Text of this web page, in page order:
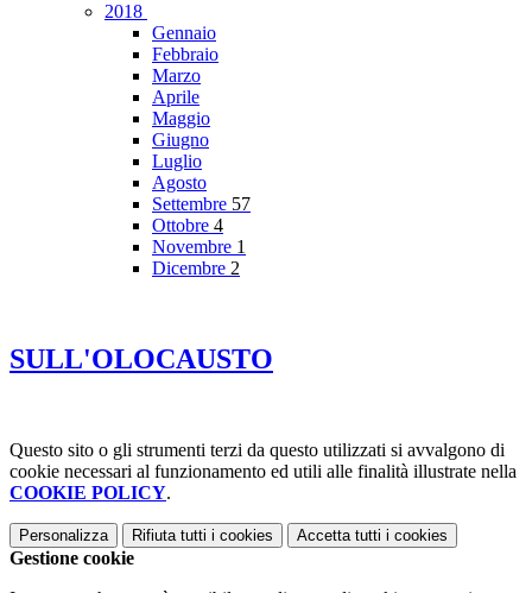
2018
Gennaio
Febbraio
Marzo
Aprile
Maggio
Giugno
Luglio
Agosto
Settembre 57
Ottobre 4
Novembre 1
Dicembre 2
SULL'OLOCAUSTO
Questo sito o gli strumenti terzi da questo utilizzati si avvalgono di
cookie necessari al funzionamento ed utili alle finalità illustrate nella
COOKIE POLICY.
Personalizza Rifiuta tutti i cookies Accetta tutti i cookies
Gestione cookie